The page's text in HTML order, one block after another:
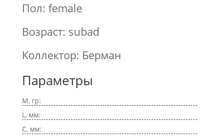
Пол: female
Возраст: subad
Коллектор: Берман
Параметры
M, гр:
L, мм:
C, мм: